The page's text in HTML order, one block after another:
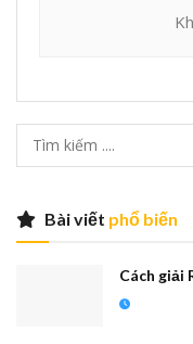
Bài viết phổ biến
Cách giải